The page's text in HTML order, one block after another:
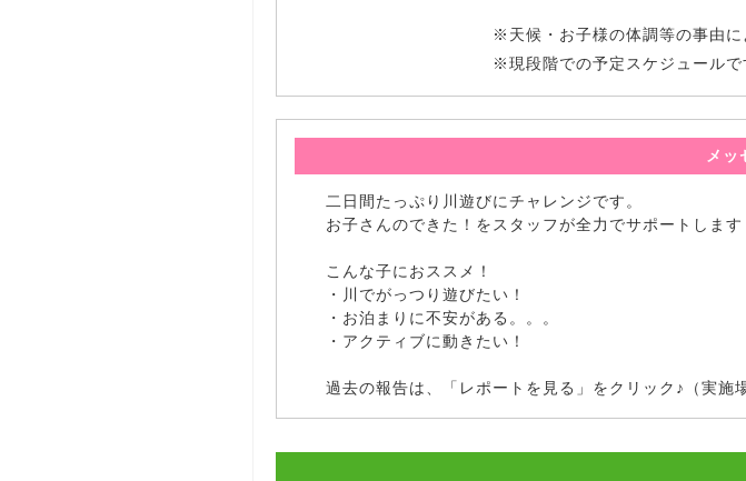
※天候・お子様の体調等の事由に
※現段階での予定スケジュールで
メッ
二日間たっぷり川遊びにチャレンジです。
お子さんのできた！をスタッフが全力でサポートします
こんな子におススメ！
・川でがっつり遊びたい！
・お泊まりに不安がある。。。
・アクティブに動きたい！
過去の報告は、「レポートを見る」をクリック♪（実施